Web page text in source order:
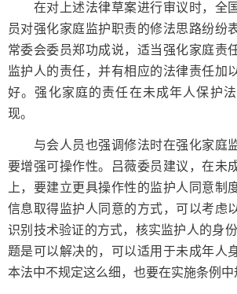
在对上述法律草案进行审议时，全
员对强化家庭监护职责的修法思路纷纷
常委会委员郑功成说，适当强化家庭责
监护人的责任，并有相应的法律责任加
好。强化家庭的责任在未成年人保护
现。
与会人员也强调修法时在强化家庭
要增强可操作性。吕薇委员建议，在未
上，要建立更具操作性的监护人同意制
信息取得监护人同意的方式，可以考虑
识别技术验证的方式，核实监护人的身
题是可以解决的，可以适用于未成年人
本法中不规定这么细，也要在实施条例中